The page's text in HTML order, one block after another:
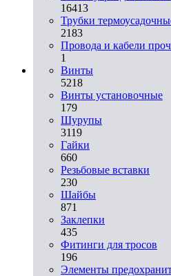
16413
Трубки
2183
Провода и кабели
1
Винты
5218
Винты установочные
179
Шурупы
3119
Гайки
660
Резьбовые вставки
230
Шайбы
871
Заклепки
435
Фитинги для тросов
196
Элементы